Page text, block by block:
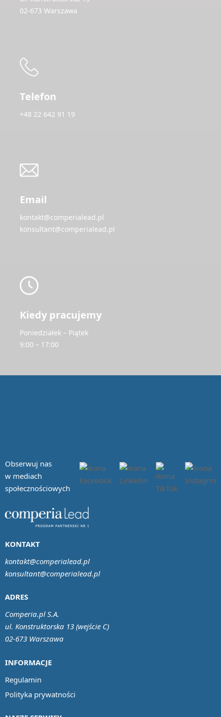
02-673 Warszawa
Telefon
+48 22 642 91 19
Email
kontakt@comperialead.pl
konsultant@comperialead.pl
Kiedy pracujemy
Poniedziałek – Piątek
9:00 – 17:00
Obserwuj nas
w mediach
społecznościowych
INFORMACJE
Regulamin
Polityka prywatności
ADRES
Comperia.pl S.A.
ul. Konstruktorska 13 (wejście C)
02-673 Warszawa
KONTAKT
kontakt@comperialead.pl
konsultant@comperialead.pl